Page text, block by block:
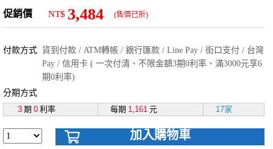
促銷價
NT$ 3,484 (售價已折)
付款方式 貨到付款 / ATM轉帳 / 銀行匯款 / Line Pay / 街口支付 / 台灣
Pay / 信用卡 ( 一次付清、不限金額3期0利率、滿3000元享6
期0利率)
分期方式
3 期 0 利率 每期 1,161 元 17家
加入購物車